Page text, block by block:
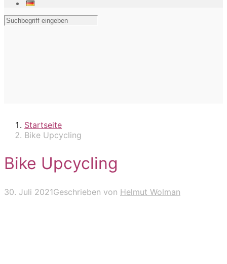
Startseite
Bike Upcycling
Bike Upcycling
30. Juli 2021Geschrieben von Helmut Wolman